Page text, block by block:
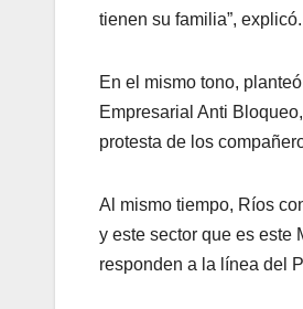
tienen su familia”, explicó.
En el mismo tono,
Empresarial Anti
protesta de los
Al mismo tiempo, Ríos
y este sector que es este
responden a la línea del